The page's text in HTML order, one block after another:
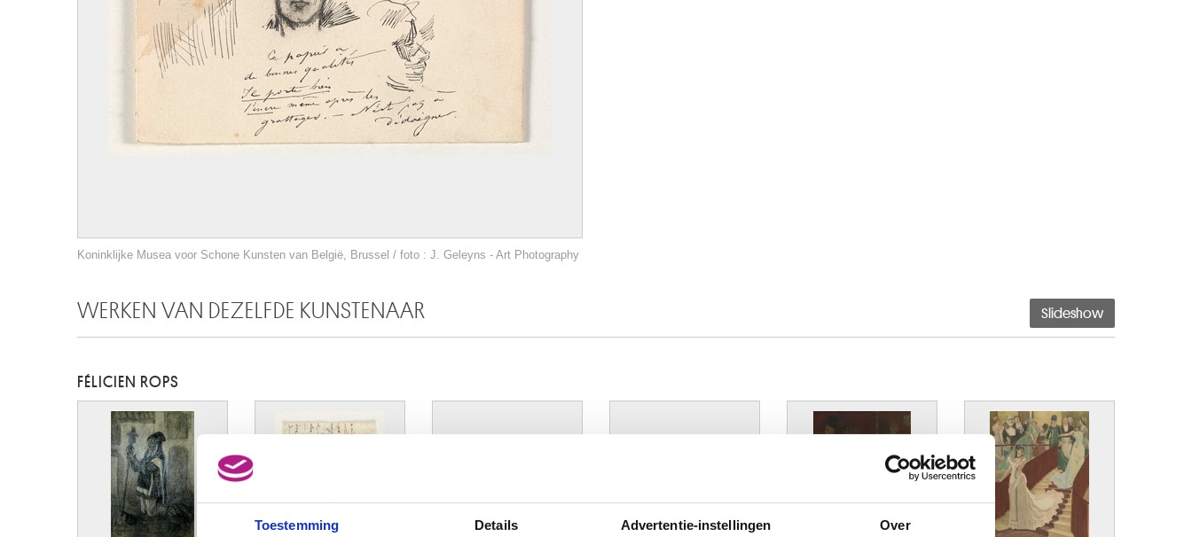
Toestemming Details Advertentie-instellingen Over
Koninklijke Musea voor Schone Kunsten van België, Brussel / foto : J. Geleyns - Art Photography
WERKEN VAN DEZELFDE KUNSTENAAR Slideshow
FÉLICIEN ROPS